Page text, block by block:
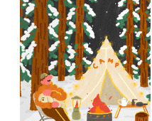
本網站使用cookie作為與網站互動
網站即表示您同意本網站對cookie